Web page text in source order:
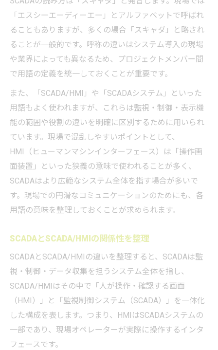
「エスシーエーディーエー」とアルファベットで呼ばれ
ることもありますが、多くの場合「スキャダ」と略され
ることが一般的です。呼称の違いはシステム導入の現場
や業界によっても異なるため、プロジェクトメンバー間
で用語の定義を統一しておくことが重要です。
また、「SCADA/HMI」や「SCADAシステム」といった
用語もよく使われますが、これらは監視・制御・表示機
能の範囲や役割の違いを明確に区別するために用いられ
ています。現場で混乱しやすいポイントとして、
HMI（ヒューマンマシンインターフェース）は「操作画
面装置」といった狭義の意味で使われることが多く、
SCADAはより広範なシステム全体を指す場合が多いで
す。現場での円滑なコミュニケーションのためにも、各
用語の意味を整理しておくことが求められます。
SCADAとSCADA/HMIの関係性を整理
SCADAとSCADA/HMIの違いを整理すると、SCADAは監
視・制御・データ収集を担うシステム全体を指し、
SCADA/HMIはその中で「人が操作・確認する画面
（HMI）」と「監視制御システム（SCADA）」を一体化
した構成を表します。つまり、HMIはSCADAシステムの
一部であり、現場オペレーターが実際に操作するインタ
フェースです。